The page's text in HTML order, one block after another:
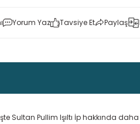
Yorum Yaz Tavsiye Et Paylaş
Sultan Pullim Işıltı İp hakkında